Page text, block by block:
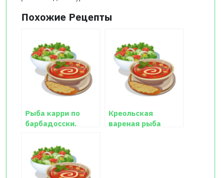
Похожие Рецепты
Рыба карри по
барбадосски.
Креольская
вареная рыба